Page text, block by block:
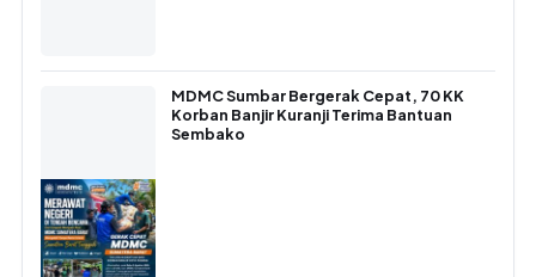
MDMC Sumbar Bergerak Cepat, 70 KK
Korban Banjir Kuranji Terima Bantuan
Sembako